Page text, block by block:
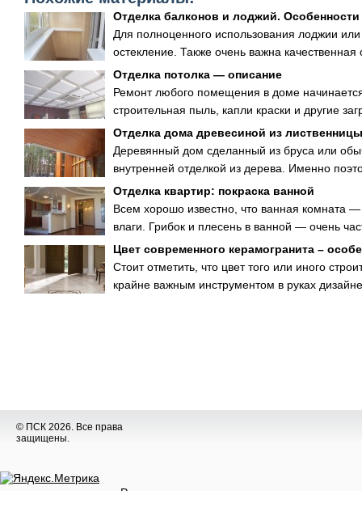
Отделка балконов и лоджий. Особенности
Для полноценного использования лоджии
остекление. Также очень важна
Отделка потолка — описание
Ремонт любого помещения в доме
строительная пыль, капли краски и другие
Отделка дома древесиной из лиственницы
Деревянный дом сделанный из бруса или
внутренней отделкой из дерева. Именно
Отделка квартир: покраска ванной
Всем хорошо известно, что ванная комната
влаги. Грибок и плесень в ванной — очень
Цвет современного керамогранита –
Стоит отметить, что цвет того или иного
крайне важным инструментом в руках
© ПСК 2026. Все права
защищены.
Разное